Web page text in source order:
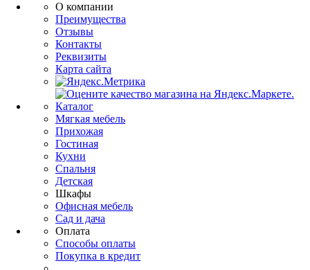
О компании
Преимущества
Отзывы
Контакты
Реквизиты
Карта сайта
Каталог
Мягкая мебель
Прихожая
Гостиная
Кухни
Спальня
Детская
Шкафы
Офисная мебель
Сад и дача
Оплата
Способы оплаты
Покупка в кредит